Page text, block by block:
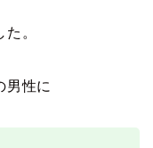
。
男性に